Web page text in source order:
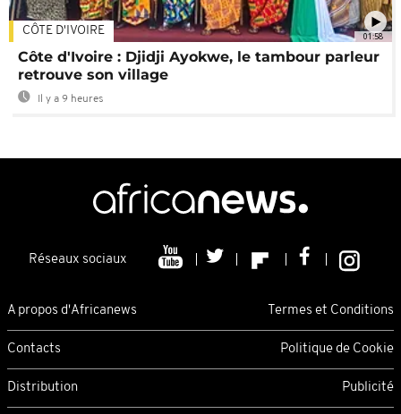
01:58
CÔTE D'IVOIRE
Côte d'Ivoire : Djidji Ayokwe, le tambour parleur
retrouve son village
Il y a 9 heures
Réseaux sociaux
A propos d'Africanews Termes et Conditions
Contacts Politique de Cookie
Distribution Publicité